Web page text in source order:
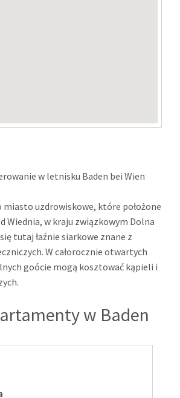
w letnisku Baden bei Wien
miasto uzdrowiskowe, które położone
Wiednia, w kraju związkowym Dolna
tutaj łaźnie siarkowe znane z
W całorocznie otwartych
goócie mogą kosztować kąpieli i
w Baden